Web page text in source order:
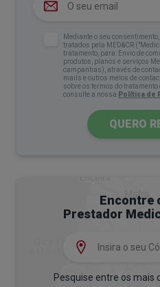
ser afetado por fatores
Doenças
doença de Crohn,
gastroenterite;
Stress;
Uso prolongado de
ausência ou mau
essencial para
geneticamente. Para que
Mediante o seu
tratados pela MED&CR
tratamento, para: Envio de
produtos, planos e serviços
campanhas), através de
mails e outros meios de
sobre os termos do
consulte a nossa Política de
QUERO
Encontre
Prestador
Pesquise entre os mais